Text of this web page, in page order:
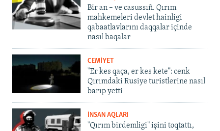
Bir an – ve casussıñ. Qırım
mahkemeleri devlet hainligi
qabaatlavlarını daqqalar içinde
nasıl baqalar
CEMİYET
"Er kes qaça, er kes kete": cenk
Qırımdaki Rusiye turistlerine nasıl
barıp yetti
İNSAN AQLARI
"Qırım birdemligi" işini toqtattı,